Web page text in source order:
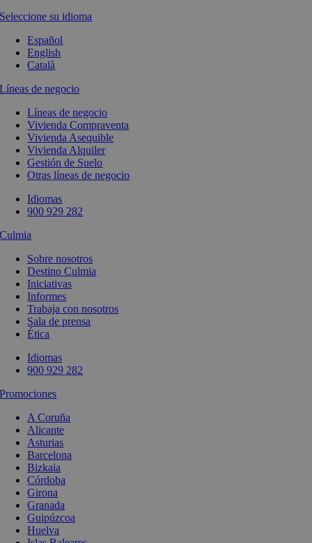
Seleccione su idioma
Español
English
Català
Líneas de negocio
Líneas de negocio
Vivienda Compraventa
Vivienda Asequible
Vivienda Alquiler
Gestión de Suelo
Otras líneas de negocio
Idiomas
900 929 282
Culmia
Sobre nosotros
Destino Culmia
Iniciativas
Informes
Trabaja con nosotros
Sala de prensa
Ética
Idiomas
900 929 282
Promociones
A Coruña
Alicante
Asturias
Barcelona
Bizkaia
Córdoba
Girona
Granada
Guipúzcoa
Huelva